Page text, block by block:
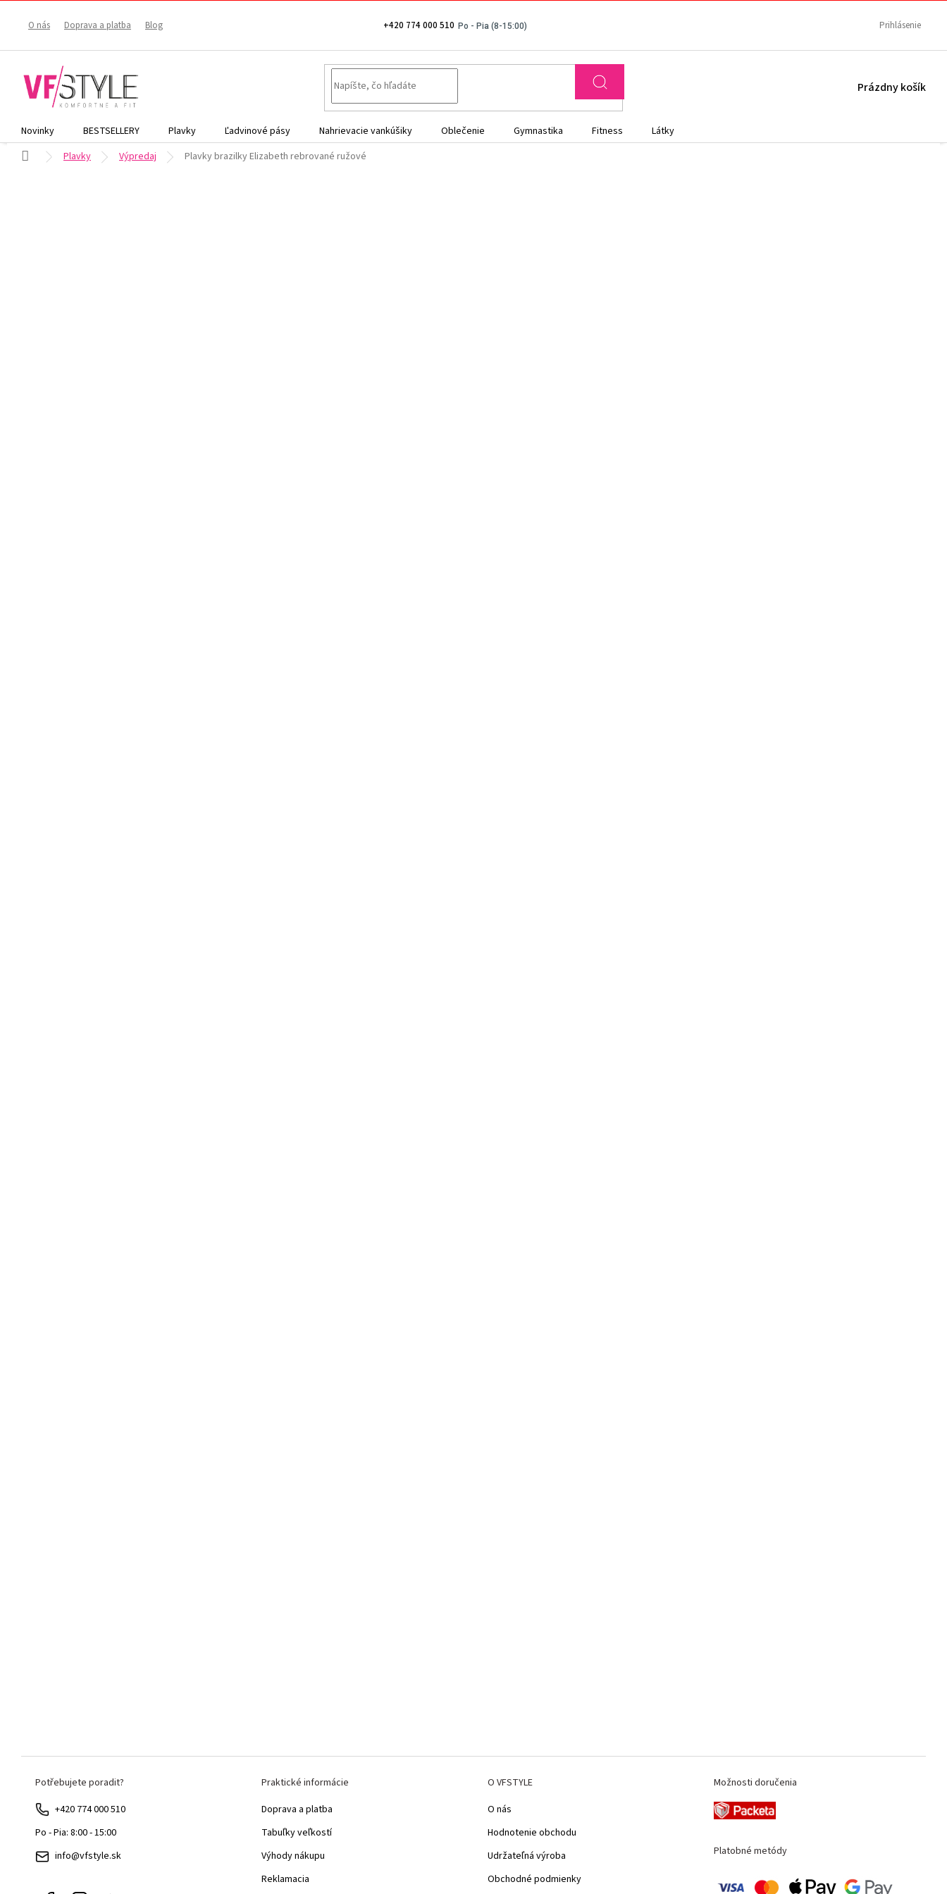
+420 774 000 510
O nás Doprava a platba Blog Prihlásenie
NÁKUPNÝ
Prázdny košík
Novinky BESTSELLERY Plavky Ľadvinové pásy Nahrievacie vankúšiky Oblečenie Gymnastika Fitness
Látky
DomovPlavky Výpredaj Plavky brazilky Elizabeth rebrované ružové
Potřebujete poradit?
+420 774 000 510
Po - Pia: 8:00 - 15:00
info@vfstyle.sk
Praktické informácie
Doprava a platba
Tabuľky veľkostí
Výhody nákupu
Reklamacia
O VFSTYLE
O nás
Hodnotenie obchodu
Udržateľná výroba
Obchodné podmienky
Možnosti doručenia
Platobné metódy